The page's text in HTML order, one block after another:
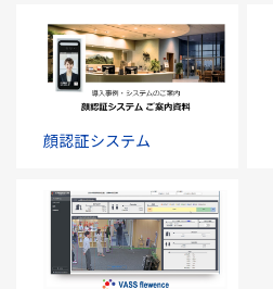
顔認証システム